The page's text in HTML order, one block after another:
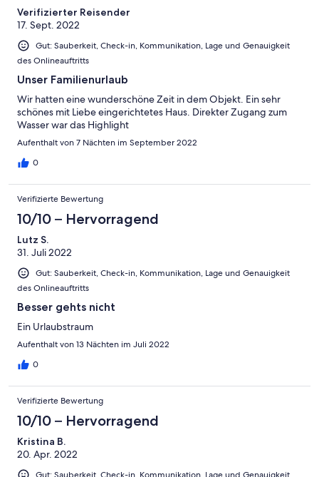
Verifizierter Reisender
17. Sept. 2022
Gut: Sauberkeit, Check-in, Kommunikation, Lage und Genauigkeit
des Onlineauftritts
Unser Familienurlaub
Wir hatten eine wunderschöne Zeit in dem Objekt. Ein sehr
schönes mit Liebe eingerichtetes Haus. Direkter Zugang zum
Wasser war das Highlight
Aufenthalt von 7 Nächten im September 2022
0
Verifizierte Bewertung
10/10 – Hervorragend
Lutz S.
31. Juli 2022
Gut: Sauberkeit, Check-in, Kommunikation, Lage und Genauigkeit
des Onlineauftritts
Besser gehts nicht
Ein Urlaubstraum
Aufenthalt von 13 Nächten im Juli 2022
0
Verifizierte Bewertung
10/10 – Hervorragend
Kristina B.
20. Apr. 2022